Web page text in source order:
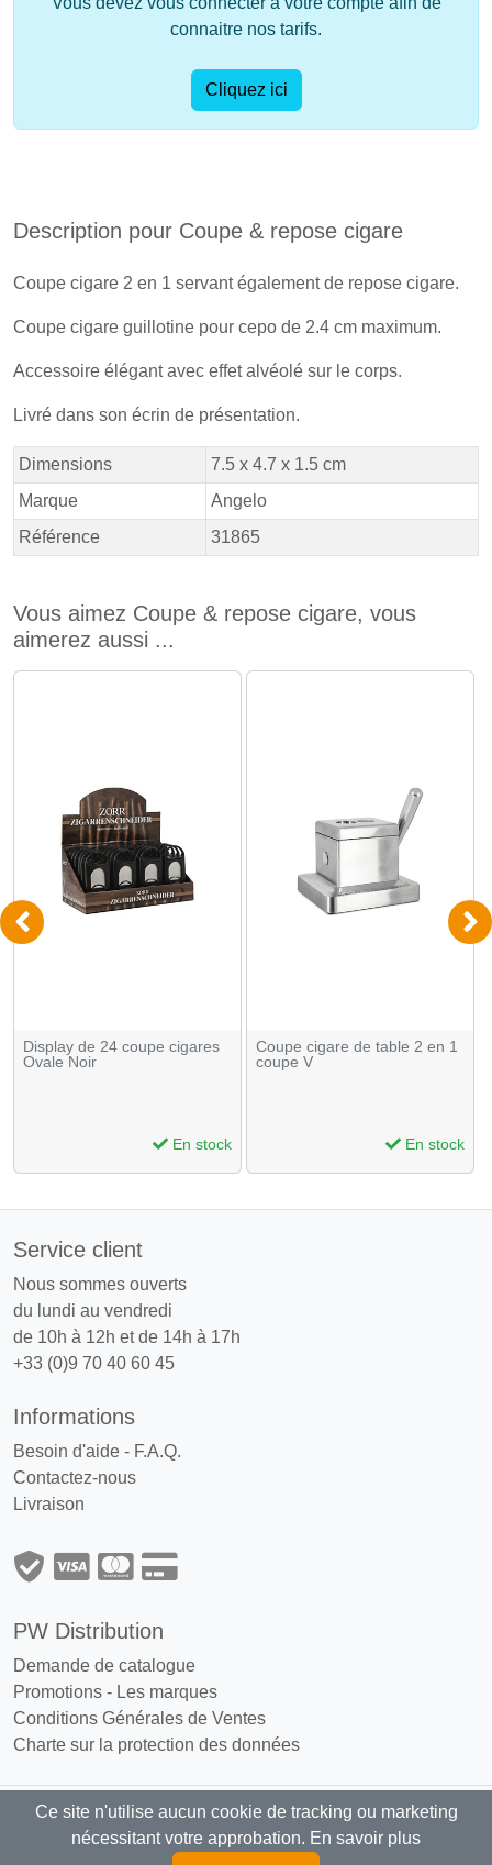
connaitre nos tarifs.
Cliquez ici
Description pour Coupe & repose cigare
Coupe cigare 2 en 1 servant également de repose cigare.
Coupe cigare guillotine pour cepo de 2.4 cm maximum.
Accessoire élégant avec effet alvéolé sur le corps.
Livré dans son écrin de présentation.
Dimensions
7.5 x 4.7 x 1.5 cm
Marque
Angelo
Référence
31865
Vous aimez Coupe & repose cigare, vous
aimerez aussi ...
Display de 24 coupe cigares
Ovale Noir
En stock
Coupe cigare de table 2 en 1
coupe V
En stock
Service client
Nous sommes ouverts
du lundi au vendredi
de 10h à 12h et de 14h à 17h
+33 (0)9 70 40 60 45
Informations
Besoin d'aide - F.A.Q.
Contactez-nous
Livraison
PW Distribution
Demande de catalogue
Promotions - Les marques
Conditions Générales de Ventes
Charte sur la protection des données
PW Distribution : Grossiste, distributeur
Ce site n'utilise aucun cookie de tracking ou marketing
nécessitant votre approbation. En savoir plus